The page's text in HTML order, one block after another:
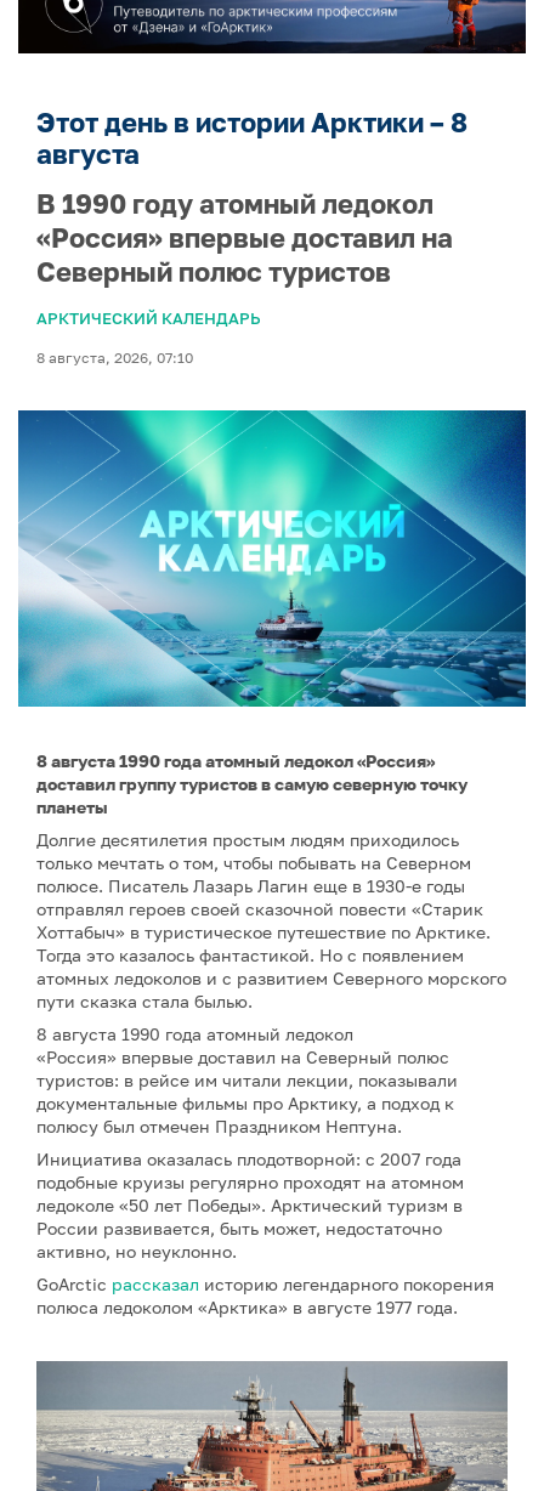
Этот день в истории Арктики – 8
августа
В 1990 году атомный ледокол
«Россия» впервые доставил на
Северный полюс туристов
АРКТИЧЕСКИЙ КАЛЕНДАРЬ
8 августа, 2026, 07:10
8 августа 1990 года атомный ледокол «Россия»
доставил группу туристов в самую северную точку
планеты
Долгие десятилетия простым людям приходилось
только мечтать о том, чтобы побывать на Северном
полюсе. Писатель Лазарь Лагин еще в 1930-е годы
отправлял героев своей сказочной повести «Старик
Хоттабыч» в туристическое путешествие по Арктике.
Тогда это казалось фантастикой. Но с появлением
атомных ледоколов и с развитием Северного морского
пути сказка стала былью.
8 августа 1990 года атомный ледокол
«Россия» впервые доставил на Северный полюс
туристов: в рейсе им читали лекции, показывали
документальные фильмы про Арктику, а подход к
полюсу был отмечен Праздником Нептуна.
Инициатива оказалась плодотворной: с 2007 года
подобные круизы регулярно проходят на атомном
ледоколе «50 лет Победы». Арктический туризм в
России развивается, быть может, недостаточно
активно, но неуклонно.
GoArctic рассказал историю легендарного покорения
полюса ледоколом «Арктика» в августе 1977 года.